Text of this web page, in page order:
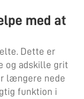
med at
Dette er
og adskille grit
længere nede
funktion i